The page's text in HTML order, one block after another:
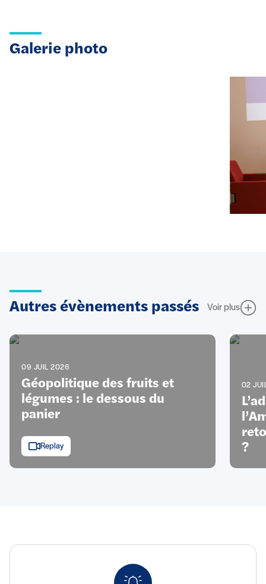
Galerie photo
Autres évènements passés Voir plus
09 JUIL 2026
Géopolitique des fruits et
légumes : le dessous du
panier
Replay
02
?